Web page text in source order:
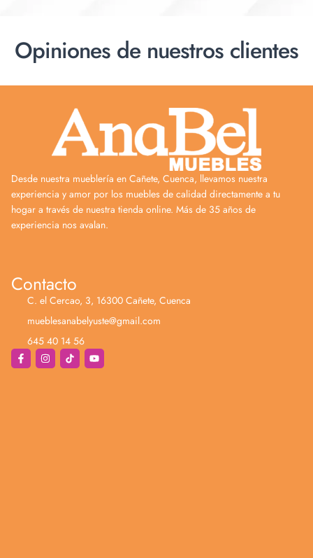
Opiniones de nuestros clientes
Desde nuestra mueblería en Cañete, Cuenca, llevamos nuestra
experiencia y amor por los muebles de calidad directamente a tu
hogar a través de nuestra tienda online. Más de 35 años de
experiencia nos avalan.
Contacto
C. el Cercao, 3, 16300 Cañete, Cuenca
mueblesanabelyuste@gmail.com
645 40 14 56